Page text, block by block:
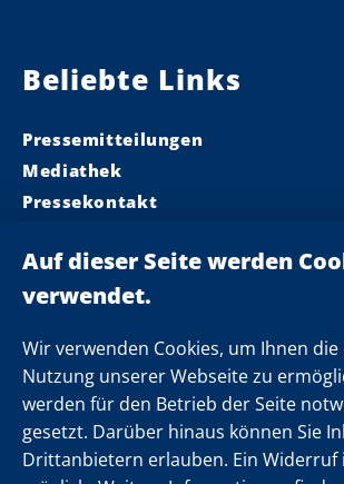
Wir verwenden Cookies, um Ihnen
Nutzung unserer Webseite zu
werden für den Betrieb der Seite
gesetzt. Darüber hinaus können Sie
Drittanbietern erlauben. Ein Widerruf
Beliebte Links
Pressemitteilungen
Mediathek
Pressekontakt
Landeskabinett
Einsamkeit
Folgen Sie uns